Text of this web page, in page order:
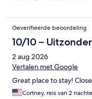
Geverifieerde beoordeling
10/10 –
2 aug 2026
Vertalen met Google
Great place to stay!
Cortney, reis van 2